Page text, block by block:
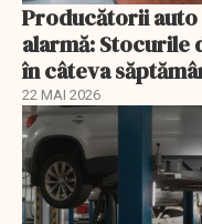
Producătorii
alarmă: Stocurile
în câteva
22 MAI 2026